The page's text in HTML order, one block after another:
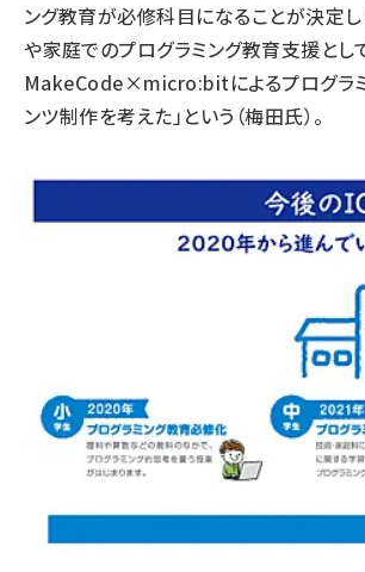
ング教育が必修科目になることが決定し
や家庭でのプログラミング教育支援とし
MakeCode×micro:bitによるプログラ
ンツ制作を考えた」という（梅田氏）。